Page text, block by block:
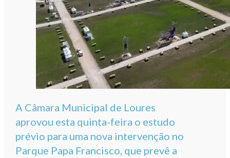
A Câmara Municipal de Loures
aprovou esta quinta-feira o estudo
prévio para uma nova intervenção no
Parque Papa Francisco, que prevê a